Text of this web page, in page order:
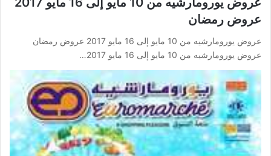
عروض رمضان
عروض يورومارشيه من 10 مايو إلى 16 مايو 2017 عروض رمضان
عروض يورومارشيه من 10 مايو إلى 16 مايو 2017…